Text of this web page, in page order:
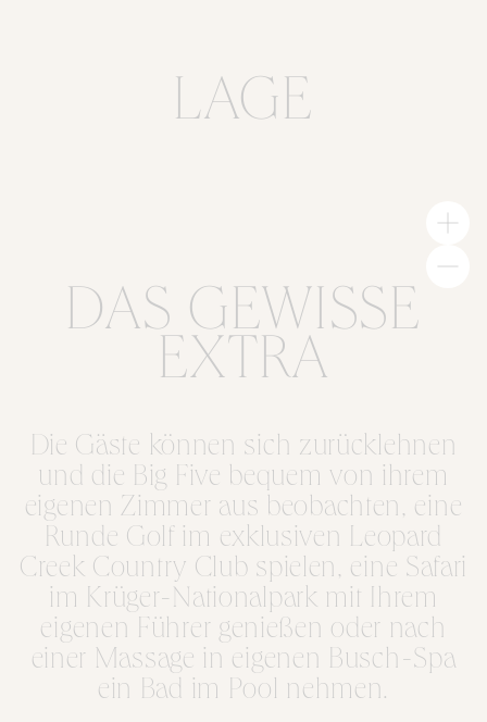
LAGE
DAS GEWISSE
EXTRA
Die Gäste können sich zurücklehnen
und die Big Five bequem von ihrem
eigenen Zimmer aus beobachten, eine
Runde Golf im exklusiven Leopard
Creek Country Club spielen, eine Safari
im Krüger-Nationalpark mit Ihrem
eigenen Führer genießen oder nach
einer Massage in eigenen Busch-Spa
ein Bad im Pool nehmen.